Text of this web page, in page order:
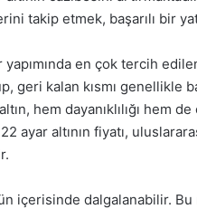
takip etmek, başarılı bir
yapımında en çok tercih
geri kalan kısmı genellikle
hem dayanıklılığı hem
ayar altının fiyatı,
içerisinde dalgalanabilir.